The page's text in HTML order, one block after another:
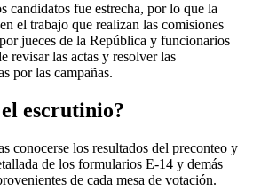
candidatos fue estrecha, por lo que la
el trabajo que realizan las comisiones
jueces de la República y funcionarios
revisar las actas y resolver las
por las campañas.
escrutinio?
conocerse los resultados del preconteo y
de los formularios E-14 y demás
de cada mesa de votación.